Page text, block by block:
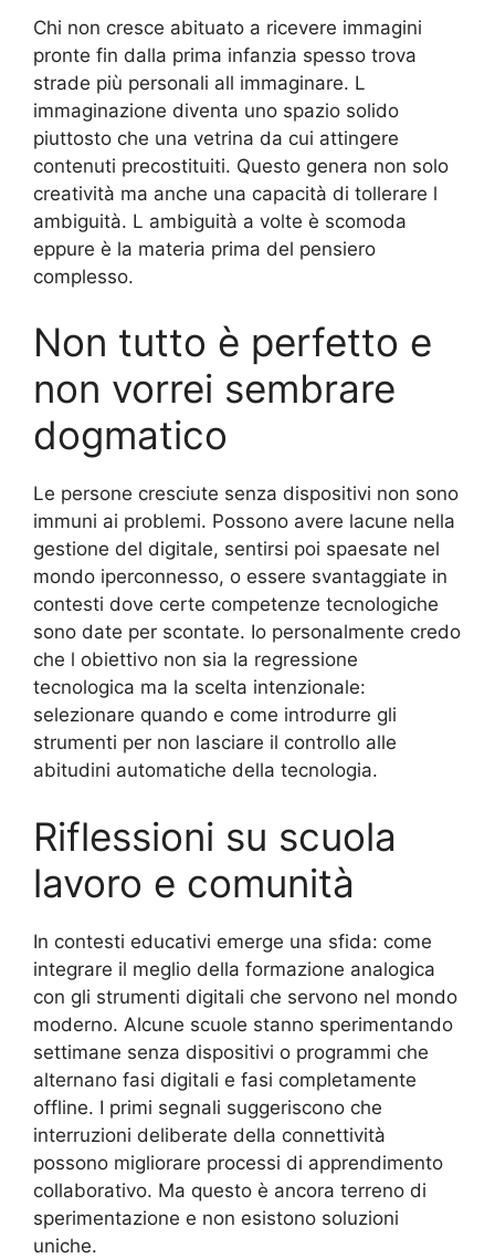
Chi non cresce abituato a ricevere immagini
pronte fin dalla prima infanzia spesso trova
strade più personali all immaginare. L
immaginazione diventa uno spazio solido
piuttosto che una vetrina da cui attingere
contenuti precostituiti. Questo genera non solo
creatività ma anche una capacità di tollerare l
ambiguità. L ambiguità a volte è scomoda
eppure è la materia prima del pensiero
complesso.
Non tutto è perfetto e
non vorrei sembrare
dogmatico
Le persone cresciute senza dispositivi non sono
immuni ai problemi. Possono avere lacune nella
gestione del digitale, sentirsi poi spaesate nel
mondo iperconnesso, o essere svantaggiate in
contesti dove certe competenze tecnologiche
sono date per scontate. Io personalmente credo
che l obiettivo non sia la regressione
tecnologica ma la scelta intenzionale:
selezionare quando e come introdurre gli
strumenti per non lasciare il controllo alle
abitudini automatiche della tecnologia.
Riflessioni su scuola
lavoro e comunità
In contesti educativi emerge una sfida: come
integrare il meglio della formazione analogica
con gli strumenti digitali che servono nel mondo
moderno. Alcune scuole stanno sperimentando
settimane senza dispositivi o programmi che
alternano fasi digitali e fasi completamente
offline. I primi segnali suggeriscono che
interruzioni deliberate della connettività
possono migliorare processi di apprendimento
collaborativo. Ma questo è ancora terreno di
sperimentazione e non esistono soluzioni
uniche.